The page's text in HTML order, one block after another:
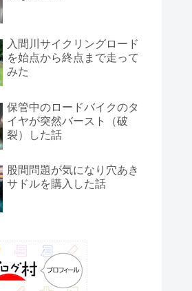
入間川サイクリングロード
を始点から終点まで走って
みた
保管中のロードバイクのタ
イヤが突然バースト（破
裂）した話
股間問題が気になり穴あき
サドルを購入した話